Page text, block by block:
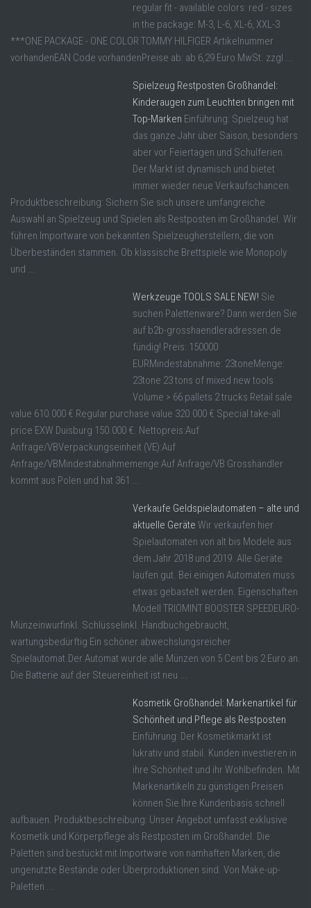
regular fit - available colors: red - sizes
in the package: M-3, L-6, XL-6, XXL-3
***ONE PACKAGE - ONE COLOR TOMMY HILFIGER Artikelnummer
vorhandenEAN Code vorhandenPreise ab: ab 6,29 Euro MwSt. zzgl ...
Spielzeug Restposten Großhandel:
Kinderaugen zum Leuchten bringen mit
Top-Marken Einführung: Spielzeug hat
das ganze Jahr über Saison, besonders
aber vor Feiertagen und Schulferien.
Der Markt ist dynamisch und bietet
immer wieder neue Verkaufschancen.
Produktbeschreibung: Sichern Sie sich unsere umfangreiche
Auswahl an Spielzeug und Spielen als Restposten im Großhandel. Wir
führen Importware von bekannten Spielzeugherstellern, die von
Überbeständen stammen. Ob klassische Brettspiele wie Monopoly
und ...
Werkzeuge TOOLS SALE NEW! Sie
suchen Palettenware? Dann werden Sie
auf b2b-grosshaendleradressen.de
fündig! Preis: 150000
EURMindestabnahme: 23toneMenge:
23tone 23 tons of mixed new tools
Volume > 66 pallets 2 trucks Retail sale
value 610.000 € Regular purchase value 320.000 € Special take-all
price EXW Duisburg 150.000 €. Nettopreis:Auf
Anfrage/VBVerpackungseinheit (VE):Auf
Anfrage/VBMindestabnahmemenge:Auf Anfrage/VB Grosshändler
kommt aus Polen und hat 361 ...
Verkaufe Geldspielautomaten – alte und
aktuelle Geräte Wir verkaufen hier
Spielautomaten von alt bis Modele aus
dem Jahr 2018 und 2019. Alle Geräte
laufen gut. Bei einigen Automaten muss
etwas gebastelt werden. Eigenschaften
Modell TRIOMINT BOOSTER SPEEDEURO-
Münzeinwurfinkl. Schlüsselinkl. Handbuchgebraucht,
wartungsbedürftig Ein schöner abwechslungsreicher
Spielautomat.Der Automat wurde alle Münzen von 5 Cent bis 2 Euro an.
Die Batterie auf der Steuereinheit ist neu ...
Kosmetik Großhandel: Markenartikel für
Schönheit und Pflege als Restposten
Einführung: Der Kosmetikmarkt ist
lukrativ und stabil. Kunden investieren in
ihre Schönheit und ihr Wohlbefinden. Mit
Markenartikeln zu günstigen Preisen
können Sie Ihre Kundenbasis schnell
aufbauen. Produktbeschreibung: Unser Angebot umfasst exklusive
Kosmetik und Körperpflege als Restposten im Großhandel. Die
Paletten sind bestückt mit Importware von namhaften Marken, die
ungenutzte Bestände oder Überproduktionen sind. Von Make-up-
Paletten ...